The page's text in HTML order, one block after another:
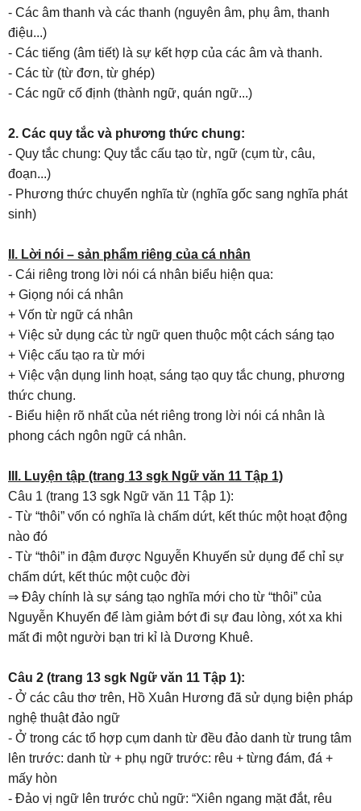
- Các âm thanh và các thanh (nguyên âm, phụ âm, thanh
điệu...)
- Các tiếng (âm tiết) là sự kết hợp của các âm và thanh.
- Các từ (từ đơn, từ ghép)
- Các ngữ cố định (thành ngữ, quán ngữ...)
2. Các quy tắc và phương thức chung:
- Quy tắc chung: Quy tắc cấu tạo từ, ngữ (cụm từ, câu,
đoạn...)
- Phương thức chuyển nghĩa từ (nghĩa gốc sang nghĩa phát
sinh)
II. Lời nói – sản phẩm riêng của cá nhân
- Cái riêng trong lời nói cá nhân biểu hiện qua:
+ Giọng nói cá nhân
+ Vốn từ ngữ cá nhân
+ Việc sử dụng các từ ngữ quen thuộc một cách sáng tạo
+ Việc cấu tạo ra từ mới
+ Việc vận dụng linh hoạt, sáng tạo quy tắc chung, phương
thức chung.
- Biểu hiện rõ nhất của nét riêng trong lời nói cá nhân là
phong cách ngôn ngữ cá nhân.
III. Luyện tập (trang 13 sgk Ngữ văn 11 Tập 1)
Câu 1 (trang 13 sgk Ngữ văn 11 Tập 1):
- Từ “thôi” vốn có nghĩa là chấm dứt, kết thúc một hoạt động
nào đó
- Từ “thôi” in đậm được Nguyễn Khuyến sử dụng để chỉ sự
chấm dứt, kết thúc một cuộc đời
⇒ Đây chính là sự sáng tạo nghĩa mới cho từ “thôi” của
Nguyễn Khuyến để làm giảm bớt đi sự đau lòng, xót xa khi
mất đi một người bạn tri kỉ là Dương Khuê.
Câu 2 (trang 13 sgk Ngữ văn 11 Tập 1):
- Ở các câu thơ trên, Hồ Xuân Hương đã sử dụng biện pháp
nghệ thuật đảo ngữ
- Ở trong các tổ hợp cụm danh từ đều đảo danh từ trung tâm
lên trước: danh từ + phụ ngữ trước: rêu + từng đám, đá +
mấy hòn
- Đảo vị ngữ lên trước chủ ngữ: “Xiên ngang mặt đắt, rêu